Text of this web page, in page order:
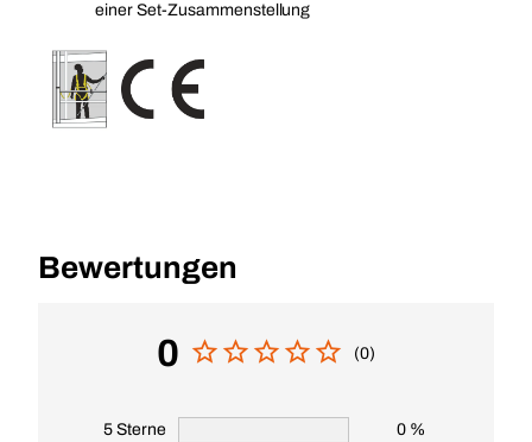
einer Set-Zusammenstellung
Bewertungen
0 (0)
5 Sterne 0 %